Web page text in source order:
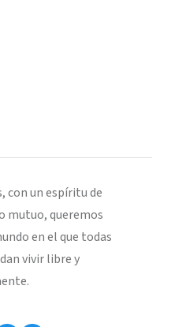
con un espíritu de
mutuo, queremos
en el que todas
vivir libre y